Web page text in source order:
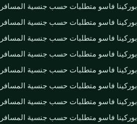
بوركينا فاسو متطلبات حسب جنسية المسافر
بوركينا فاسو متطلبات حسب جنسية المسافر
بوركينا فاسو متطلبات حسب جنسية المسافر
بوركينا فاسو متطلبات حسب جنسية المسافر
بوركينا فاسو متطلبات حسب جنسية المسافر
بوركينا فاسو متطلبات حسب جنسية المسافر
بوركينا فاسو متطلبات حسب جنسية المسافر
بوركينا فاسو متطلبات حسب جنسية المسافر